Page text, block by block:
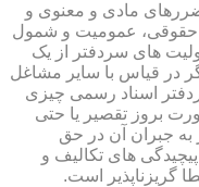
مادی و معنوی و
حقوقی، عمومیت و شمول
های سردفتر از یک
در قیاس با سایر مشاغل
اسناد رسمی چیزی
بروز تقصیر یا حتی
جبران آن در حق
های تکالیف و
گریزناپذیر است.